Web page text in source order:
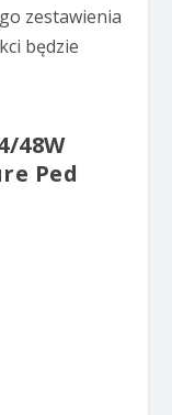
zestawienia
będzie
48W
Ped